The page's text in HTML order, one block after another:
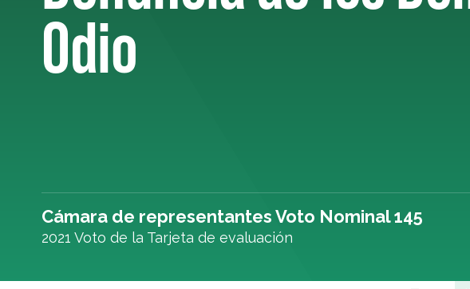
Odio
Cámara de representantes Voto Nominal 145
2021 Voto de la Tarjeta de evaluación